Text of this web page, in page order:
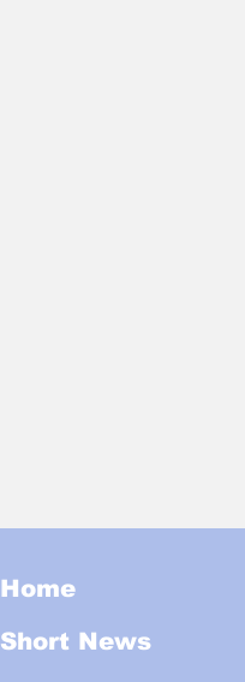
Home
Short News